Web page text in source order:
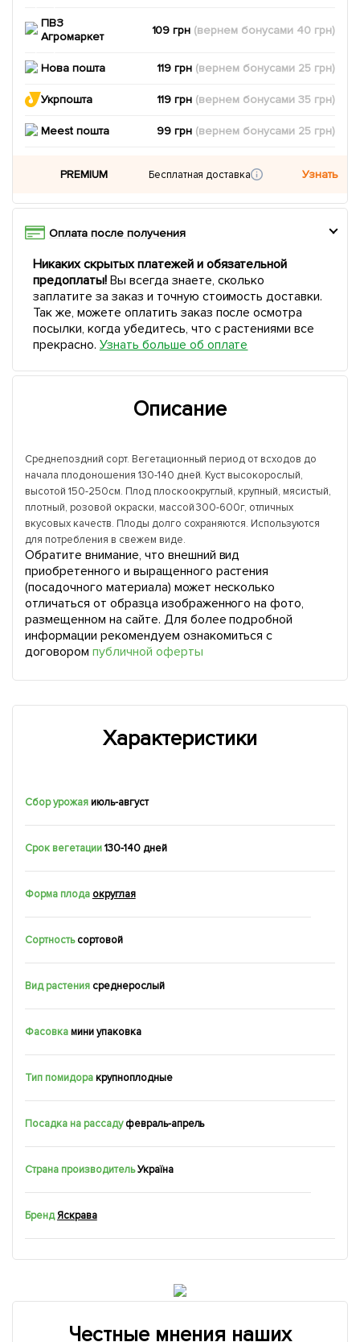
ПВЗ
Агромаркет
109 грн (вернем бонусами 40 грн)
Нова пошта 119 грн (вернем бонусами 25 грн)
Укрпошта 119 грн (вернем бонусами35 грн)
Meest пошта 99 грн (вернем бонусами 25 грн)
PREMIUM Бесплатная доставка Узнать
Оплата после получения
Никаких скрытых платежей и обязательной
предоплаты!Вы всегда знаете, сколько
заплатите за заказ и точную стоимость доставки.
Так же, можете оплатить заказ после осмотра
посылки, когда убедитесь, что с растениями все
прекрасно. Узнать больше об оплате
Описание
Среднепоздний сорт. Вегетационный период от всходов до
начала плодоношения 130-140 дней. Куст высокорослый,
высотой 150-250см. Плод плоскоокруглый, крупный, мясистый,
плотный, розовой окраски, массой 300-600г, отличных
вкусовых качеств. Плоды долго сохраняются. Используются
для потребления в свежем виде.
Обратите внимание, что внешний вид
приобретенного и выращенного растения
(посадочного материала) может несколько
отличаться от образца изображенного на фото,
размещенном на сайте. Для более подробной
информации рекомендуем ознакомиться с
договором публичной оферты
Характеристики
Сбор урожаяиюль-август
Срок вегетации 130-140 дней
Форма плода округлая
Сортность сортовой
Вид растения среднерослый
Фасовкамини упаковка
Тип помидоракрупноплодные
Посадка на рассаду февраль-апрель
Страна производитель Україна
БрендЯскрава
Честные мнения наших